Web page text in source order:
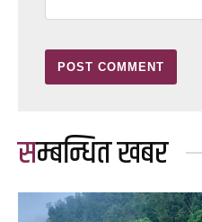
सम्बन्धित खबर